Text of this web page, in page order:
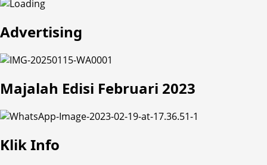
Advertising
Majalah Edisi Februari 2023
Klik Info